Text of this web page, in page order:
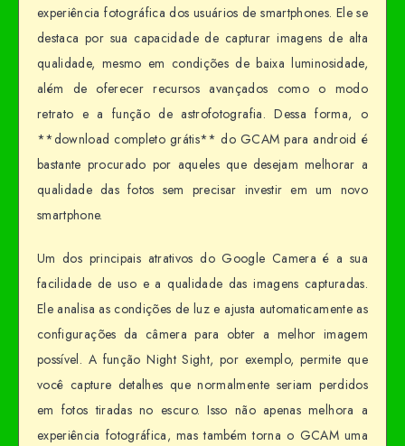
experiência fotográfica dos usuários de smartphones. Ele se
destaca por sua capacidade de capturar imagens de alta
qualidade, mesmo em condições de baixa luminosidade,
além de oferecer recursos avançados como o modo
retrato e a função de astrofotografia. Dessa forma, o
**download completo grátis** do GCAM para android é
bastante procurado por aqueles que desejam melhorar a
qualidade das fotos sem precisar investir em um novo
smartphone.
Um dos principais atrativos do Google Camera é a sua
facilidade de uso e a qualidade das imagens capturadas.
Ele analisa as condições de luz e ajusta automaticamente as
configurações da câmera para obter a melhor imagem
possível. A função Night Sight, por exemplo, permite que
você capture detalhes que normalmente seriam perdidos
em fotos tiradas no escuro. Isso não apenas melhora a
experiência fotográfica, mas também torna o GCAM uma